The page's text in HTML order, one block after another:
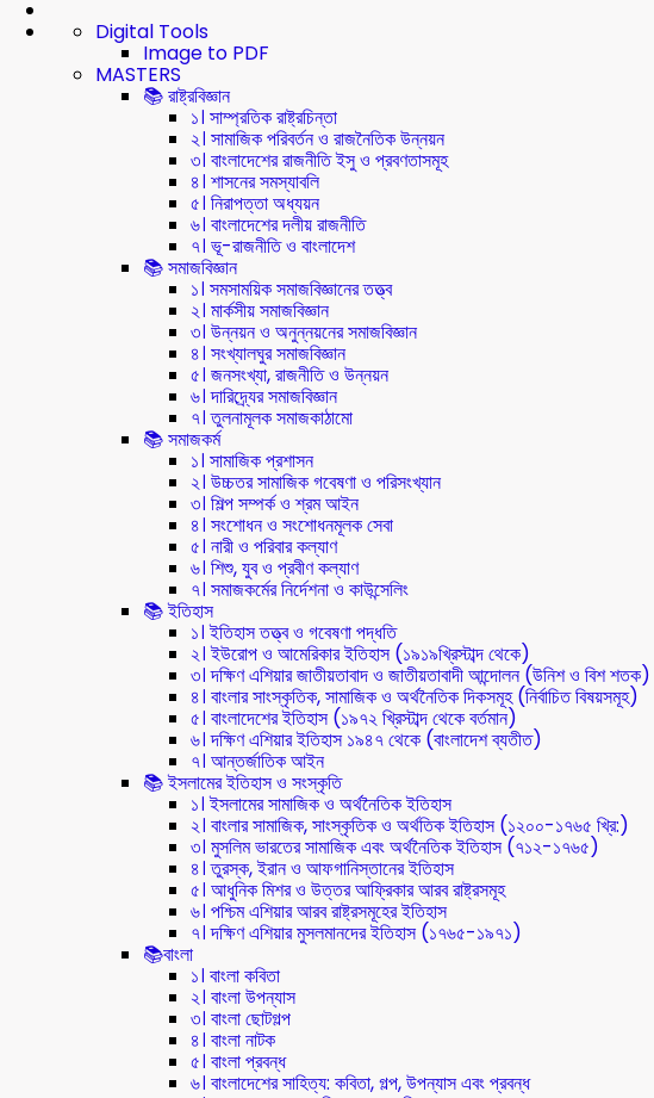
Digital Tools
Image to PDF
MASTERS
📚 রাষ্ট্রবিজ্ঞান
১। সাম্প্রতিক রাষ্ট্রচিন্তা
২। সামাজিক পরিবর্তন ও রাজনৈতিক উন্নয়ন
৩। বাংলাদেশের রাজনীতি ইসু ও প্রবণতাসমূহ
৪। শাসনের সমস্যাবলি
৫। নিরাপত্তা অধ্যয়ন
৬। বাংলাদেশের দলীয় রাজনীতি
৭। ভূ-রাজনীতি ও বাংলাদেশ
📚 সমাজবিজ্ঞান
১। সমসাময়িক সমাজবিজ্ঞানের তত্ত্ব
২। মার্কসীয় সমাজবিজ্ঞান
৩। উন্নয়ন ও অনুন্নয়নের সমাজবিজ্ঞান
৪। সংখ্যালঘুর সমাজবিজ্ঞান
৫। জনসংখ্যা, রাজনীতি ও উন্নয়ন
৬। দারিদ্র্যের সমাজবিজ্ঞান
৭। তুলনামূলক সমাজকাঠামো
📚 সমাজকর্ম
১। সামাজিক প্রশাসন
২। উচ্চতর সামাজিক গবেষণা ও পরিসংখ্যান
৩। শিল্প সম্পর্ক ও শ্রম আইন
৪। সংশোধন ও সংশোধনমূলক সেবা
৫। নারী ও পরিবার কল্যাণ
৬। শিশু, যুব ও প্রবীণ কল্যাণ
৭। সমাজকর্মের নির্দেশনা ও কাউন্সেলিং
📚 ইতিহাস
১। ইতিহাস তত্ত্ব ও গবেষণা পদ্ধতি
২। ইউরোপ ও আমেরিকার ইতিহাস (১৯১৯খ্রিস্টাব্দ থেকে)
৩। দক্ষিণ এশিয়ার জাতীয়তাবাদ ও জাতীয়তাবাদী আন্দোলন (উনিশ ও বিশ শতক)
৪। বাংলার সাংস্কৃতিক, সামাজিক ও অর্থনৈতিক দিকসমূহ (নির্বাচিত বিষয়সমূহ)
৫। বাংলাদেশের ইতিহাস (১৯৭২ খ্রিস্টাব্দ থেকে বর্তমান)
৬। দক্ষিণ এশিয়ার ইতিহাস ১৯৪৭ থেকে (বাংলাদেশ ব্যতীত)
৭। আন্তর্জাতিক আইন
📚 ইসলামের ইতিহাস ও সংস্কৃতি
১। ইসলামের সামাজিক ও অর্থনৈতিক ইতিহাস
২। বাংলার সামাজিক, সাংস্কৃতিক ও অর্থতিক ইতিহাস (১২০০-১৭৬৫ খ্রি:)
৩। মুসলিম ভারতের সামাজিক এবং অর্থনৈতিক ইতিহাস (৭১২-১৭৬৫)
৪। তুরস্ক, ইরান ও আফগানিস্তানের ইতিহাস
৫। আধুনিক মিশর ও উত্তর আফ্রিকার আরব রাষ্ট্রসমূহ
৬। পশ্চিম এশিয়ার আরব রাষ্ট্রসমূহের ইতিহাস
৭। দক্ষিণ এশিয়ার মুসলমানদের ইতিহাস (১৭৬৫-১৯৭১)
📚বাংলা
১। বাংলা কবিতা
২। বাংলা উপন্যাস
৩। বাংলা ছোটগল্প
৪। বাংলা নাটক
৫। বাংলা প্রবন্ধ
৬। বাংলাদেশের সাহিত্য: কবিতা, গল্প, উপন্যাস এবং প্রবন্ধ